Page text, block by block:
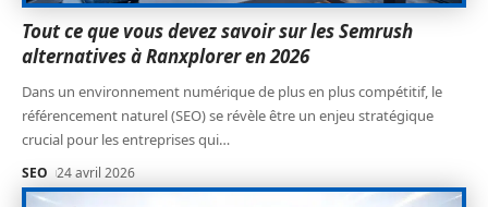
Tout ce que vous devez savoir sur les Semrush
alternatives à Ranxplorer en 2026
Dans un environnement numérique de plus en plus compétitif, le
référencement naturel (SEO) se révèle être un enjeu stratégique
crucial pour les entreprises qui…
SEO 24 avril 2026